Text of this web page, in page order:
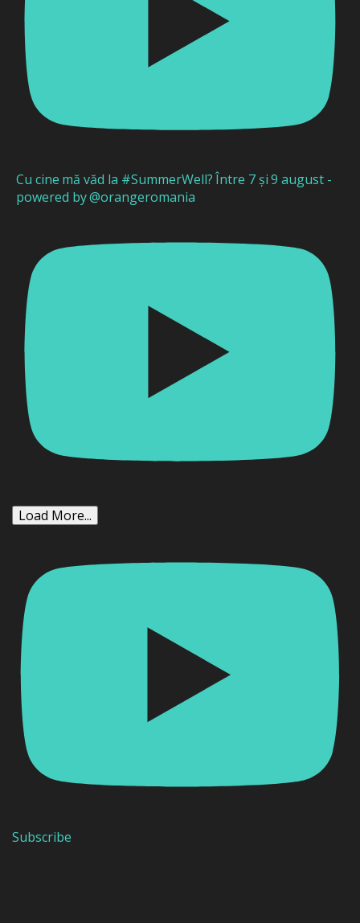
Cu cine mă văd la #SummerWell? Între 7 și 9 august -
powered by @orangeromania
Load More...
Subscribe